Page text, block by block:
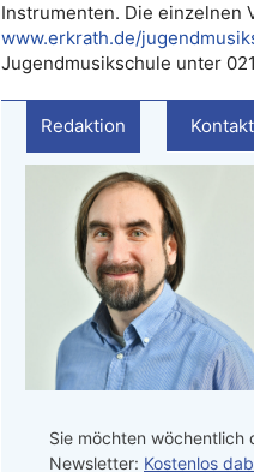
Instrumenten. Die einzelnen
www.erkrath.de/
Jugendmusikschule unter
Redaktion Kontakt
Sie möchten wöchentlich
Newsletter: Kostenlos